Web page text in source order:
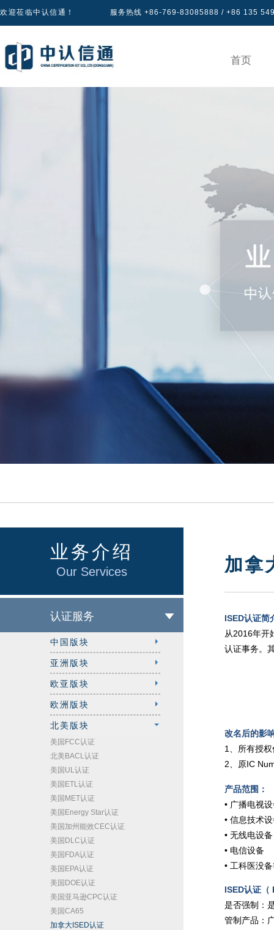
欢迎莅临中认信通！ 服务热线 +86-769-83085888 / +86 135
首页
业务介绍
Our Services
认证服务
中国版块
亚洲版块
欧亚版块
欧洲版块
北美版块
美国FCC认证
北美BACL认证
美国UL认证
美国ETL认证
美国MET认证
美国Energy Star认证
美国加州能效CEC认证
美国DLC认证
美国FDA认证
美国EPA认证
美国DOE认证
美国亚马逊CPC认证
美国CA65
加拿大ISED认证
加拿
ISED认证简
从2016年开
认证事务。
改名后的影
1、所有授
2、原IC
产品范围：
• 广播电视
• 信息技术
• 无线电设备
• 电信设备
• 工科医没
ISED认证
是否强制：
管制产品：